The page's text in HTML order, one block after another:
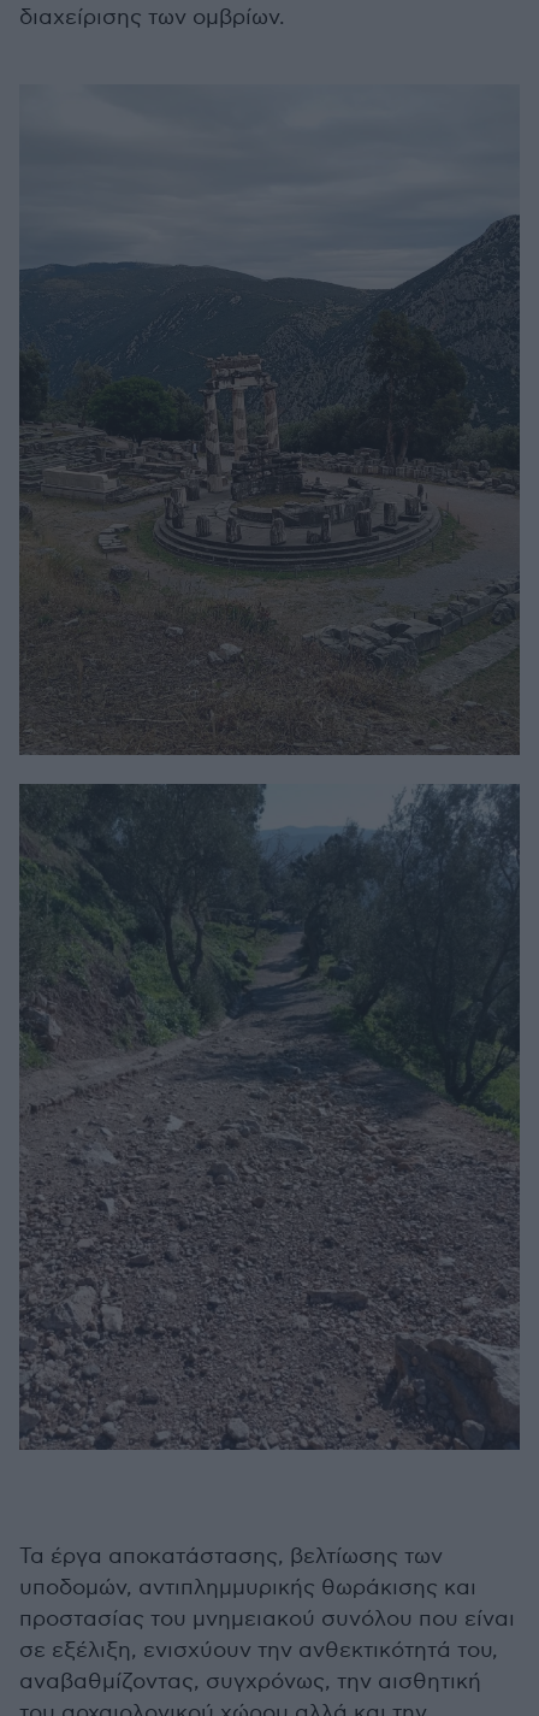
διαχείρισης των ομβρίων.
Τα έργα αποκατάστασης, βελτίωσης των
υποδομών, αντιπλημμυρικής θωράκισης και
προστασίας του μνημειακού συνόλου που είναι
σε εξέλιξη, ενισχύουν την ανθεκτικότητά του,
αναβαθμίζοντας, συγχρόνως, την αισθητική